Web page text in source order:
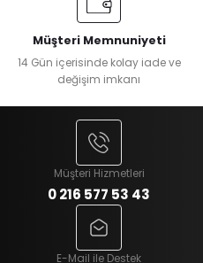
Müşteri Memnuniyeti
14 Gün içerisinde kolay iade ve
değişim imkanı
Müşteri Hizmetleri
0 216 577 53 43
E-Mail ile Destek